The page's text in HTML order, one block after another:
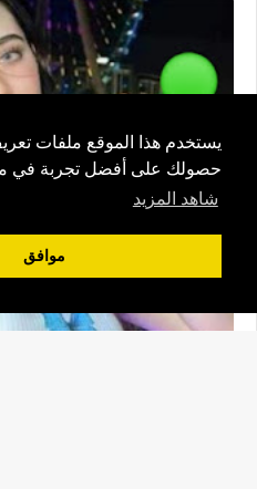
يستخدم هذا الموقع ملفات
حصولك على أفضل تجربة في
شاهد المزيد
موافق